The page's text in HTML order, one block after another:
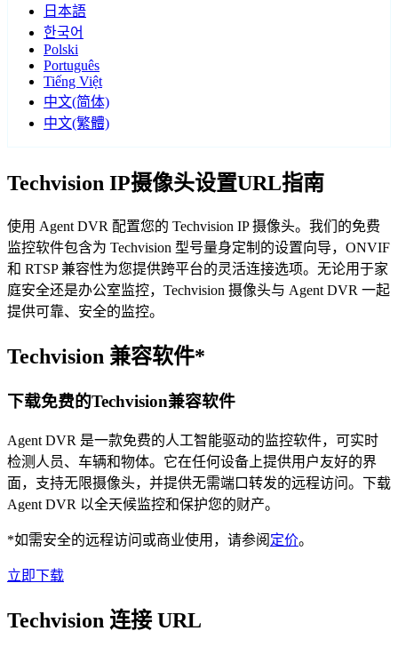
日本語
한국어
Polski
Português
Tiếng Việt
中文(简体)
中文(繁體)
Techvision IP摄像头设置URL指南
使用 Agent DVR 配置您的 Techvision IP 摄像头。我们的免费
监控软件包含为 Techvision 型号量身定制的设置向导，ONVIF
和 RTSP 兼容性为您提供跨平台的灵活连接选项。无论用于家
庭安全还是办公室监控，Techvision 摄像头与 Agent DVR 一起
提供可靠、安全的监控。
Techvision 兼容软件*
下载免费的Techvision兼容软件
Agent DVR 是一款免费的人工智能驱动的监控软件，可实时
检测人员、车辆和物体。它在任何设备上提供用户友好的界
面，支持无限摄像头，并提供无需端口转发的远程访问。下载
Agent DVR 以全天候监控和保护您的财产。
*如需安全的远程访问或商业使用，请参阅 定价。
立即下载
Techvision 连接 URL